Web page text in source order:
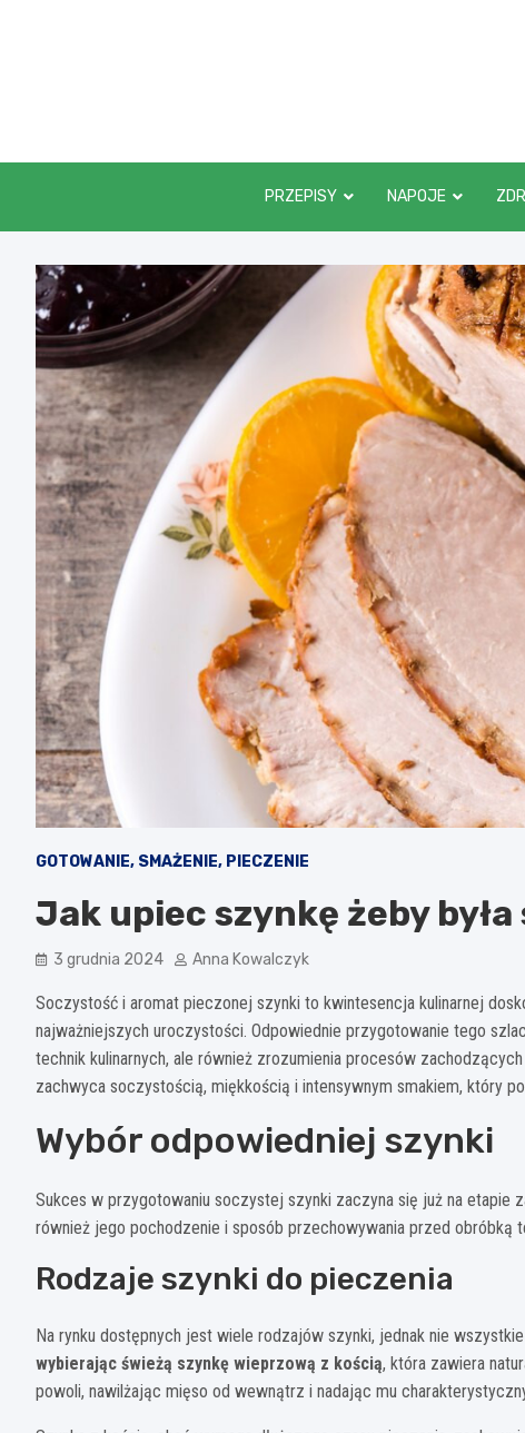
PRZEPISY NAPOJE
GOTOWANIE, SMAŻENIE, PIECZENIE
Jak upiec szynkę żeby
3 grudnia 2024 Anna Kowalczyk
Soczystość i aromat pieczonej szynki to kwintesencja kulinarnej
najważniejszych uroczystości. Odpowiednie przygotowanie tego
technik kulinarnych, ale również zrozumienia procesów
zachwyca soczystością, miękkością i intensywnym smakiem, który
Wybór odpowiedniej szynki
Sukces w przygotowaniu soczystej szynki zaczyna się już na etapie
również jego pochodzenie i sposób przechowywania przed obróbką
Rodzaje szynki do pieczenia
Na rynku dostępnych jest wiele rodzajów szynki, jednak nie
wybierając świeżą szynkę wieprzową z kością, która zawiera
powoli, nawilżając mięso od wewnątrz i nadając mu